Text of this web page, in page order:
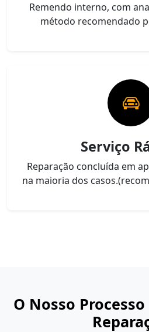
Remendo interno, com
método recomendado
Serviço
Reparação concluída em
na maioria dos
O Nosso